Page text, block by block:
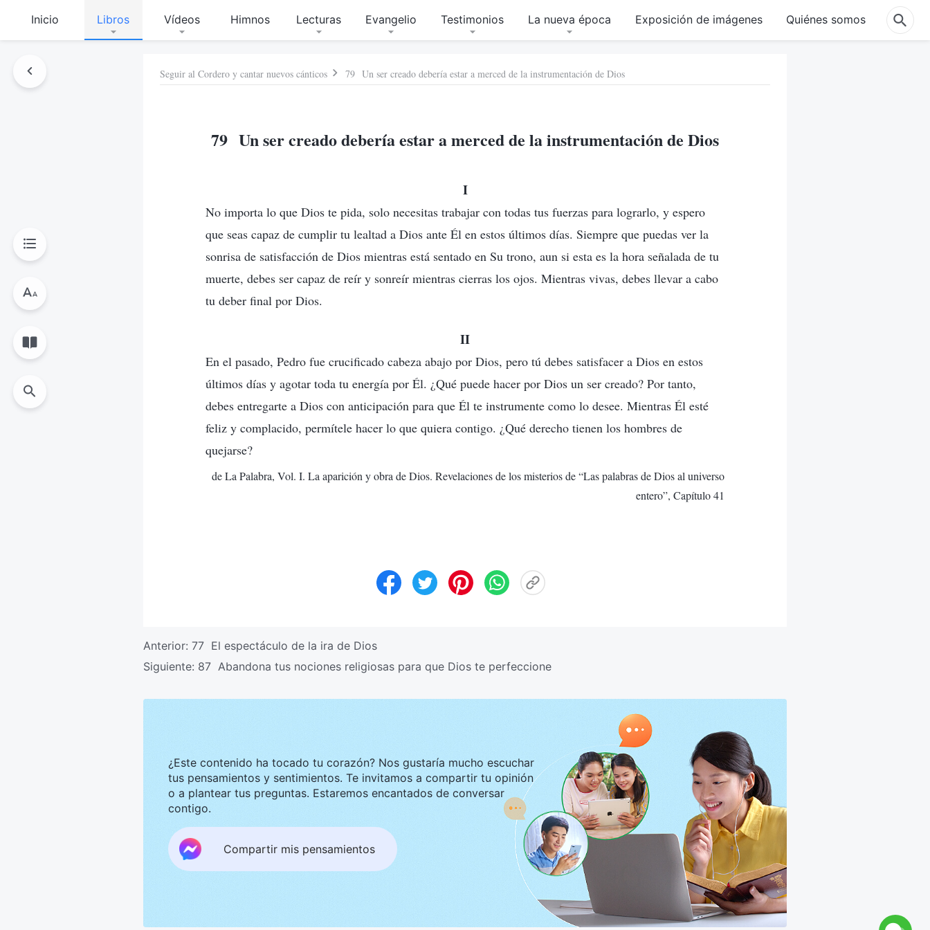
Inicio Libros Vídeos Himnos Lecturas Evangelio Testimonios La nueva época Exposición de imágenes Quiénes somos
Seguir al Cordero y cantar nuevos cánticos 79 Un ser creado debería estar a merced de la instrumentación de Dios
79 Un ser creado debería estar a merced de la instrumentación de Dios
I
No importa lo que Dios te pida, solo necesitas trabajar con todas tus fuerzas para lograrlo, y espero
que seas capaz de cumplir tu lealtad a Dios ante Él en estos últimos días. Siempre que puedas ver la
sonrisa de satisfacción de Dios mientras está sentado en Su trono, aun si esta es la hora señalada de tu
muerte, debes ser capaz de reír y sonreír mientras cierras los ojos. Mientras vivas, debes llevar a cabo
tu deber final por Dios.
II
En el pasado, Pedro fue crucificado cabeza abajo por Dios, pero tú debes satisfacer a Dios en estos
últimos días y agotar toda tu energía por Él. ¿Qué puede hacer por Dios un ser creado? Por tanto,
debes entregarte a Dios con anticipación para que Él te instrumente como lo desee. Mientras Él esté
feliz y complacido, permítele hacer lo que quiera contigo. ¿Qué derecho tienen los hombres de
quejarse?
de La Palabra, Vol. I. La aparición y obra de Dios. Revelaciones de los misterios de “Las palabras de Dios al universo
entero”, Capítulo 41
Anterior: 77 El espectáculo de la ira de Dios
Siguiente: 87 Abandona tus nociones religiosas para que Dios te perfeccione
¿Este contenido ha tocado tu corazón? Nos gustaría mucho escuchar
tus pensamientos y sentimientos. Te invitamos a compartir tu opinión
o a plantear tus preguntas. Estaremos encantados de conversar
contigo.
Compartir mis pensamientos